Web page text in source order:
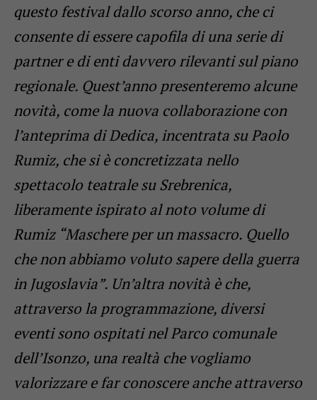
questo festival dallo scorso anno, che ci
consente di essere capofila di una serie di
partner e di enti davvero rilevanti sul piano
regionale. Quest’anno presenteremo alcune
novità, come la nuova collaborazione con
l’anteprima di Dedica, incentrata su Paolo
Rumiz, che si è concretizzata nello
spettacolo teatrale su Srebrenica,
liberamente ispirato al noto volume di
Rumiz “Maschere per un massacro. Quello
che non abbiamo voluto sapere della guerra
in Jugoslavia”. Un’altra novità è che,
attraverso la programmazione, diversi
eventi sono ospitati nel Parco comunale
dell’Isonzo, una realtà che vogliamo
valorizzare e far conoscere anche attraverso